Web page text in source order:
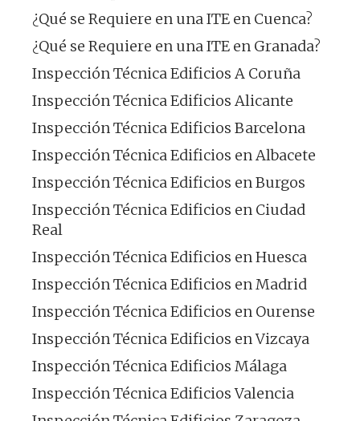
¿Qué se Requiere en una ITE en Cuenca?
¿Qué se Requiere en una ITE en Granada?
Inspección Técnica Edificios A Coruña
Inspección Técnica Edificios Alicante
Inspección Técnica Edificios Barcelona
Inspección Técnica Edificios en Albacete
Inspección Técnica Edificios en Burgos
Inspección Técnica Edificios en Ciudad
Real
Inspección Técnica Edificios en Huesca
Inspección Técnica Edificios en Madrid
Inspección Técnica Edificios en Ourense
Inspección Técnica Edificios en Vizcaya
Inspección Técnica Edificios Málaga
Inspección Técnica Edificios Valencia